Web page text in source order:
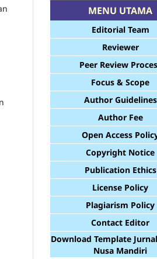
MENU UTAMA
Editorial Team
Reviewer
Peer Review
Focus & Scope
Author Guidelines
Author Fee
Open Access
Copyright Notice
Publication Ethics
License Policy
Plagiarism Policy
Contact Editor
Download Template
Nusa Mandiri